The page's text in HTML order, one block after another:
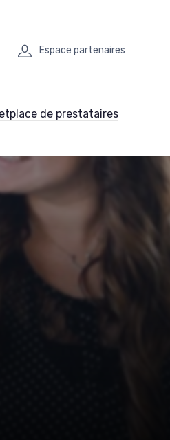
Espace partenaires
de prestataires